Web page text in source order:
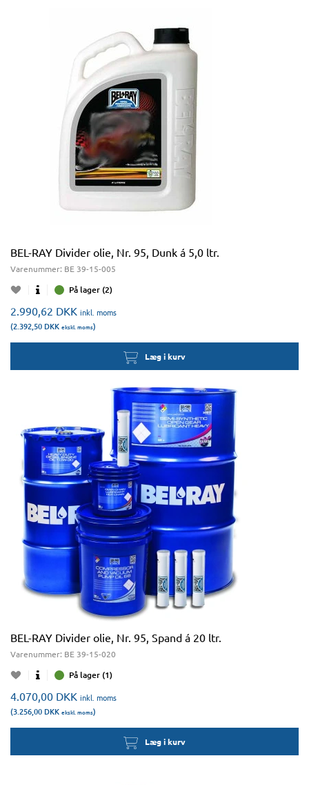
BEL-RAY Divider olie, Nr. 95, Dunk á 5,0 ltr.
Varenummer: BE 39-15-005
På lager (2)
2.990,62 DKK inkl. moms
(2.392,50 DKK ekskl. moms)
Læg i kurv
BEL-RAY Divider olie, Nr. 95, Spand á 20 ltr.
Varenummer: BE 39-15-020
På lager (1)
4.070,00 DKK inkl. moms
(3.256,00 DKK ekskl. moms)
Læg i kurv